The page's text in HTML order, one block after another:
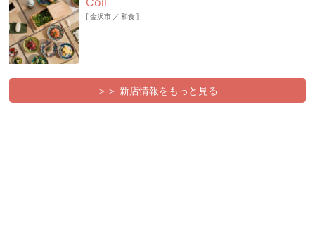
[金沢市 ／ 和食]
＞＞ 新店情報をもっと見る